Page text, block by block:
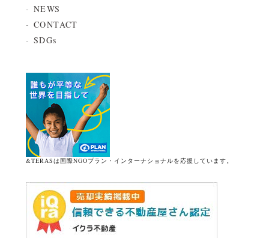
NEWS
CONTACT
SDGs
&TERASは国際NGOプラン・インターナショナルを応援しています。